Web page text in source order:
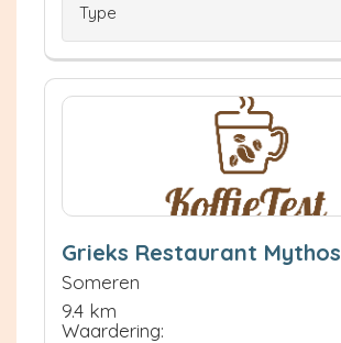
Type
Grieks Restaurant Mythos
Someren
9.4 km
Waardering: